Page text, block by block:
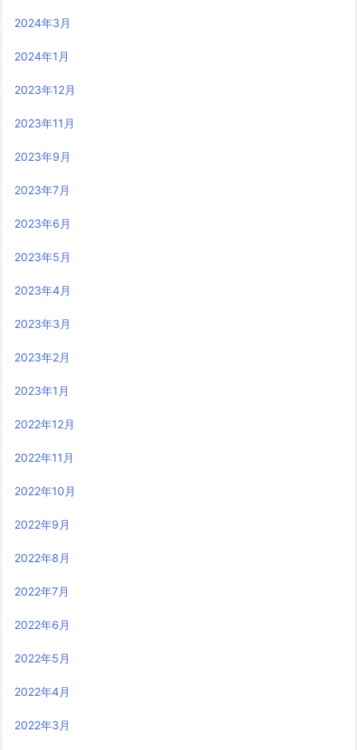
2024年3月
2024年1月
2023年12月
2023年11月
2023年9月
2023年7月
2023年6月
2023年5月
2023年4月
2023年3月
2023年2月
2023年1月
2022年12月
2022年11月
2022年10月
2022年9月
2022年8月
2022年7月
2022年6月
2022年5月
2022年4月
2022年3月